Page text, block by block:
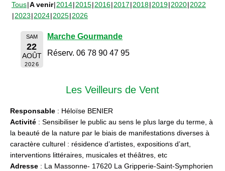
Tous A venir 2014 2015 2016 2017 2018 2019 2020 2022
2023 2024 2025 2026
SAM
22
AOÛT
2026
Marche Gourmande
Réserv. 06 78 90 47 95
Les Veilleurs de Vent
Responsable : Héloïse BENIER
Activité : Sensibiliser le public au sens le plus large du terme, à
la beauté de la nature par le biais de manifestations diverses à
caractère culturel : résidence d’artistes, expositions d’art,
interventions littéraires, musicales et théâtres, etc
Adresse : La Massonne- 17620 La Gripperie-Saint-Symphorien